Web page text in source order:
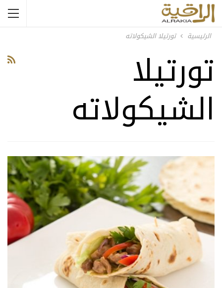
الرئيسية تورتيلا الشيكولاته
تورتيلا
الشيكولاته